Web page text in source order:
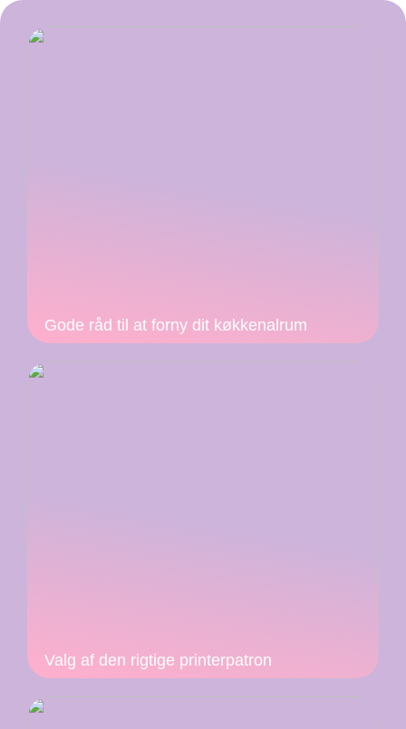
Gode råd til at forny dit køkkenalrum
Valg af den rigtige printerpatron